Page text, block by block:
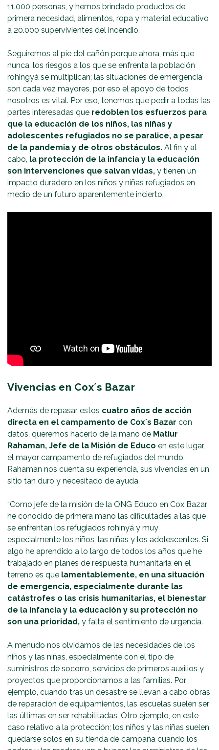
11.000 personas, y hemos brindado productos de
primera necesidad, alimentos, ropa y material educativo
a 20.000 supervivientes del incendio.
Seguiremos al pie del cañón porque ahora, más que
nunca, los riesgos a los que se enfrenta la población
rohingyá se multiplican; las situaciones de emergencia
son cada vez mayores, por eso el apoyo de todos
nosotros es vital. Por eso, tenemos que pedir a todas las
partes interesadas que redoblen los esfuerzos para
que la educación de los niños, las niñas y
adolescentes refugiados no se paralice, a pesar
de la pandemia y de otros obstáculos. Al fin y al
cabo, la protección de la infancia y la educación
son intervenciones que salvan vidas, y tienen un
impacto duradero en los niños y niñas refugiados en
medio de un futuro aparentemente incierto.
Vivencias en Cox´s Bazar
Además de repasar estos cuatro años de acción
directa en el campamento de Cox´s Bazar con
datos, queremos hacerlo de la mano de Matiur
Rahaman, Jefe de la Misión de Educo en este lugar,
el mayor campamento de refugiados del mundo.
Rahaman nos cuenta su experiencia, sus vivencias en un
sitio tan duro y necesitado de ayuda.
“Como jefe de la misión de la ONG Educo en Cox Bazar
he conocido de primera mano las dificultades a las que
se enfrentan los refugiados rohinyá y muy
especialmente los niños, las niñas y los adolescentes. Si
algo he aprendido a lo largo de todos los años que he
trabajado en planes de respuesta humanitaria en el
terreno es que lamentablemente, en una situación
de emergencia, especialmente durante las
catástrofes o las crisis humanitarias, el bienestar
de la infancia y la educación y su protección no
son una prioridad, y falta el sentimiento de urgencia.
A menudo nos olvidamos de las necesidades de los
niños y las niñas, especialmente con el tipo de
suministros de socorro, servicios de primeros auxilios y
proyectos que proporcionamos a las familias. Por
ejemplo, cuando tras un desastre se llevan a cabo obras
de reparación de equipamientos, las escuelas suelen ser
las últimas en ser rehabilitadas. Otro ejemplo, en este
caso relativo a la protección; los niños y las niñas suelen
quedarse solos en su tienda de campaña cuando los